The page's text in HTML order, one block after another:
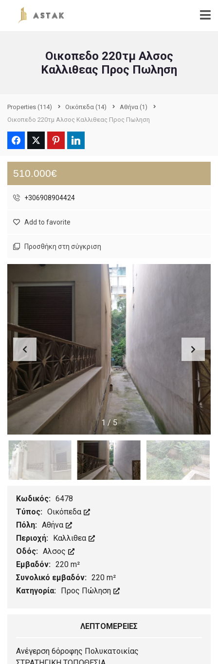
Οικοπεδο 220τμ Αλσος
Καλλιθεας Προς Πωληση
Properties (114) Οικόπεδα (14) Αθήνα (1)
Οικοπεδο 220τμ Αλσος Καλλιθεας Προς Πωληση
510.000€
+306908904424
Add to favorite
Προσθήκη στη σύγκριση
1 /5
Κωδικός: 6478
Τύπος: Οικόπεδα
Πόλη: Αθήνα
Περιοχή:
Καλλιθεα
Οδός: Αλσος
Εμβαδόν: 220 m²
Συνολικό εμβαδόν: 220 m²
Κατηγορία:
Προς Πώληση
ΛΕΠΤΟΜΈΡΕΙΕΣ
Ανέγερση 6όροφης Πολυκατοικίας